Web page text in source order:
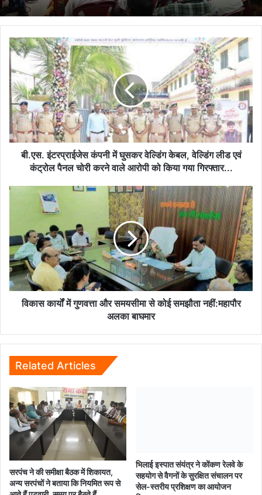
बी.एस.
इंटरप्राईजेस
कंपनी
में
घुसकर
वेल्डिंग
केबल,
वेल्डिंग
लीड
चोरी
को
किया
गया
गिरफ्तार...
बी.एस. इंटरप्राईजेस कंपनी में घुसकर वेल्डिंग केबल, वेल्डिंग लीड एवं
कंट्रोल पैनल चोरी करने वाले आरोपी को किया गया गिरफ्तार...
विकास
और
समयसीमा
से
कोई
समझौता
नहीं:महापौर
विकास कार्यों में गुणवत्ता और समयसीमा से कोई समझौता नहीं:महापौर
अलका बाघमार
Related Articles
सरपंच ने की समीक्षा बैठक में शिकायत,
अन्य सरपंचों ने बताया कि नियमित रूप से
भिलाई इस्पात संयंत्र ने कोंकण रेलवे के
सहयोग से वैगनों के सुरक्षित संचालन पर
सेल-स्तरीय प्रशिक्षण का आयोजन